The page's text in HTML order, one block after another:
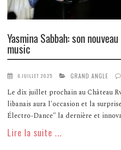
Yasmina Sabbah: son
music
6 JUILLET 2025 GRAND ANGLE
Le dix juillet prochain au Château
libanais aura l'occasion et la
Électro-Dance" la dernière et
Lire la suite ...